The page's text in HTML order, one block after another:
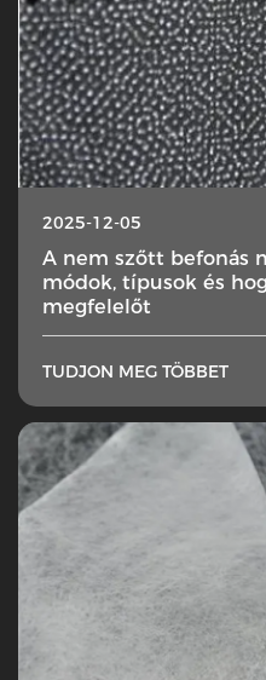
2025-12-05
A nem szőtt befonás
módok, típusok és
megfelelőt
TUDJON MEG TÖBBET